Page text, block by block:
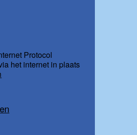
Protocol
het internet in plaats